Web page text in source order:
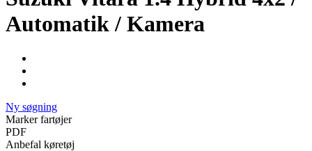
Automatik / Kamera
Ny søgning
Marker fartøjer
PDF
Anbefal køretøj